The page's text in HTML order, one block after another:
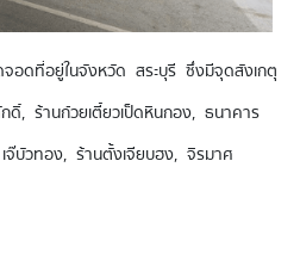
จอดที่อยู่ในจังหวัด สระบุรี ซึ่งมีจุดสังเกตุ
, ร้านก๋วยเตี๋ยวเป็ดหินกอง, ธนาคาร
บัวทอง, ร้านตั้งเจียบฮง, จิรมาศ